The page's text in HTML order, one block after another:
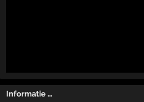
Informatie …